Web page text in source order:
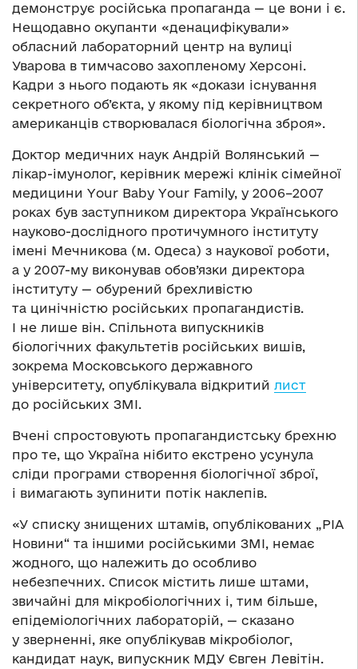
демонструє російська пропаганда — це вони і є.
Нещодавно окупанти «денацифікували»
обласний лабораторний центр на вулиці
Уварова в тимчасово захопленому Херсоні.
Кадри з нього подають як «докази існування
секретного об’єкта, у якому під керівництвом
американців створювалася біологічна зброя».
Доктор медичних наук Андрій Волянський —
лікар-імунолог, керівник мережі клінік сімейної
медицини Your Baby Your Family, у 2006–2007
роках був заступником директора Українського
науково-дослідного протичумного інституту
імені Мечникова (м. Одеса) з наукової роботи,
а у 2007-му виконував обов’язки директора
інституту — обурений брехливістю
та цинічністю російських пропагандистів.
І не лише він. Спільнота випускників
біологічних факультетів російських вишів,
зокрема Московського державного
університету, опублікувала відкритий лист
до російських ЗМІ.
Вчені спростовують пропагандистську брехню
про те, що Україна нібито екстрено усунула
сліди програми створення біологічної зброї,
і вимагають зупинити потік наклепів.
«У списку знищених штамів, опублікованих „РІА
Новини“ та іншими російськими ЗМІ, немає
жодного, що належить до особливо
небезпечних. Список містить лише штами,
звичайні для мікробіологічних і, тим більше,
епідеміологічних лабораторій, — сказано
у зверненні, яке опублікував мікробіолог,
кандидат наук, випускник МДУ Євген Левітін.